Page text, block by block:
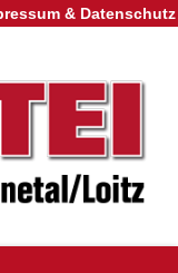
& Datenschutz